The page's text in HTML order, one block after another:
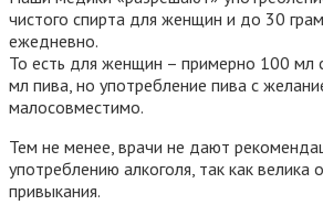
чистого спирта для женщин и до 30
ежедневно.
То есть для женщин – примерно 100 мл
мл пива, но употребление пива с
малосовместимо.
Тем не менее, врачи не дают
употреблению алкоголя, так как велика
привыкания.